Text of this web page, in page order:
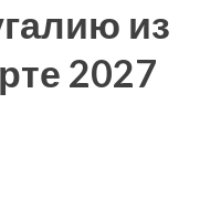
из
2027